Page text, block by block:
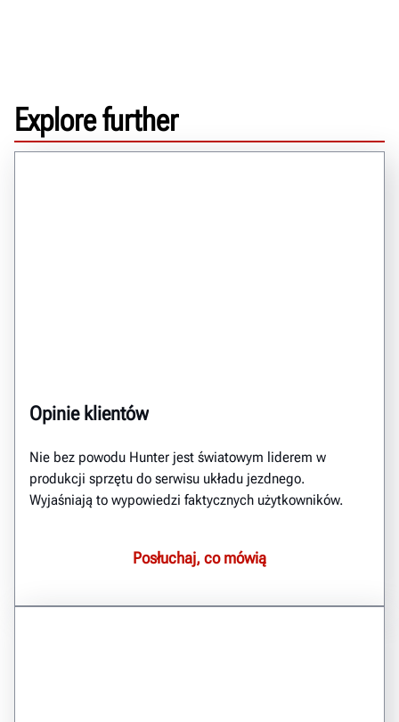
Explore further
Opinie klientów
Nie bez powodu Hunter jest światowym liderem w
produkcji sprzętu do serwisu układu jezdnego.
Wyjaśniają to wypowiedzi faktycznych użytkowników.
Posłuchaj, co mówią